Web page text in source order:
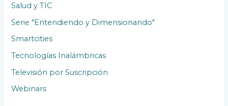
Salud y TIC
Serie "Entendiendo y Dimensionando"
Smartcities
Tecnologías Inalámbricas
Televisión por Suscripción
Webinars